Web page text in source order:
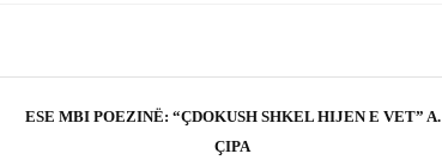
ESE MBI POEZINË: “ÇDOKUSH SHKEL HIJEN E VET” A.
ÇIPA